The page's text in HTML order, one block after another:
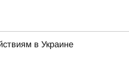
в Украине